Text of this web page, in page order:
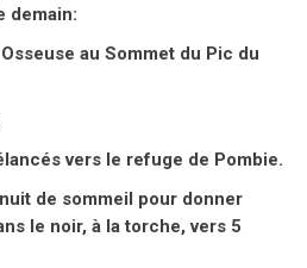
demain:
au Sommet du Pic du
vers le refuge de Pombie.
de sommeil pour donner
le noir, à la torche, vers 5